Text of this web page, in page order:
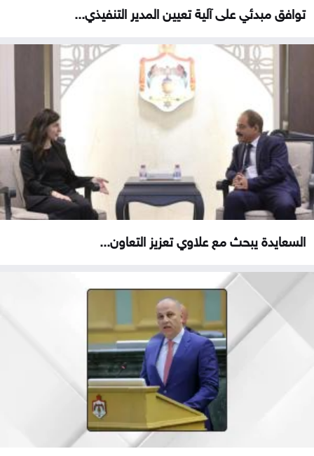
توافق مبدئي على آلية تعيين المدير التنفيذي...
السعايدة يبحث مع علاوي تعزيز التعاون...